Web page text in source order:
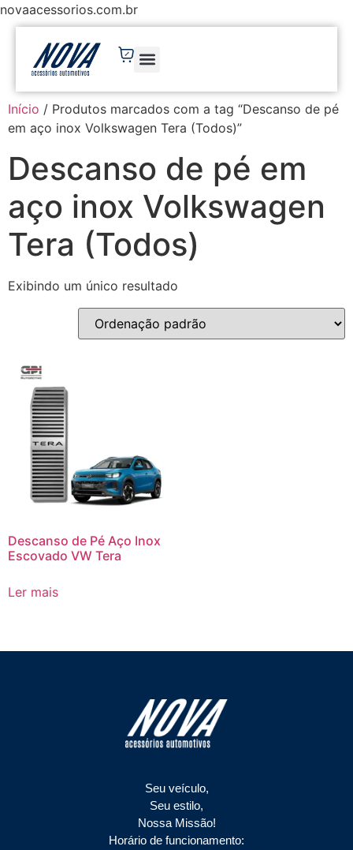
novaacessorios.com.br
Início / Produtos marcados com a tag “Descanso de pé
em aço inox Volkswagen Tera (Todos)”
Descanso de pé em
aço inox Volkswagen
Tera (Todos)
Exibindo um único resultado
Descanso de Pé Aço Inox
Escovado VW Tera
Ler mais
Seu veículo,
Seu estilo,
Nossa Missão!
Horário de funcionamento: